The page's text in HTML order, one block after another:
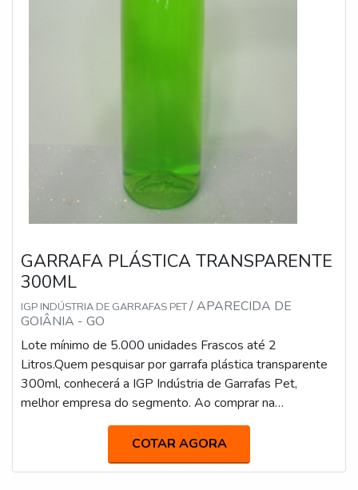
GARRAFA PLÁSTICA TRANSPARENTE
300ML
IGP INDÚSTRIA DE GARRAFAS PET/ APARECIDA DE
GOIÂNIA - GO
Lote mínimo de 5.000 unidades Frascos até 2
Litros.Quem pesquisar por garrafa plástica transparente
300ml, conhecerá a IGP Indústria de Garrafas Pet,
melhor empresa do segmento. Ao comprar na
organização que mais se destaca no ramo, o cliente
receberá um atendimento de excelência e terá a garantia
de adquirir produtos que solucionem qualquer
COTAR AGORA